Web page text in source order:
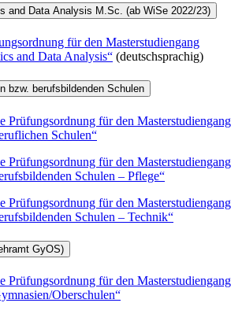
and Data Analysis M.Sc. (ab WiSe 2022/23)
für den Masterstudiengang
and Data Analysis“ (deutschsprachig)
bzw. berufsbildenden Schulen
Prüfungsordnung für den Masterstudiengang
Schulen“
Prüfungsordnung für den Masterstudiengang
Schulen – Pflege“
Prüfungsordnung für den Masterstudiengang
Schulen – Technik“
GyOS)
Prüfungsordnung für den Masterstudiengang
Oberschulen“